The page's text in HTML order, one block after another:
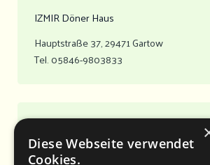
IZMIR Döner Haus
Hauptstraße 37, 29471 Gartow
Tel. 05846-9803833
Dann sagen Sie uns gerne Bescheid!
Diese Webseite verwendet
Cookies.